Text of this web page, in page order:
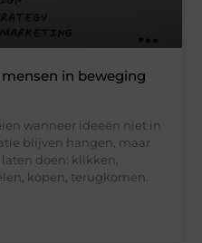
in beweging
wanneer ideeën niet in
blijven hangen, maar
doen: klikken,
kopen, terugkomen.